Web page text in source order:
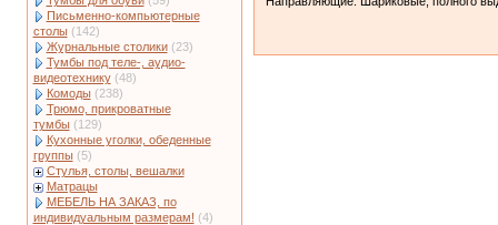
Письменно-компьютерные
столы (142)
Журнальные столики (23)
Тумбы под теле-, аудио-
видеотехнику (48)
Комоды (238)
Трюмо, прикроватные
тумбы (129)
Кухонные уголки, обеденные
группы (5)
Стулья, столы, вешалки
Матрацы
МЕБЕЛЬ НА ЗАКАЗ, по
индивидуальным размерам! (4)